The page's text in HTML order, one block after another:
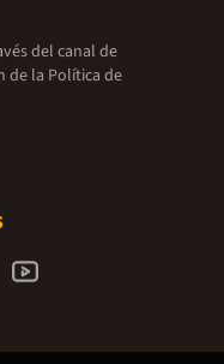
del canal de
de la Política de